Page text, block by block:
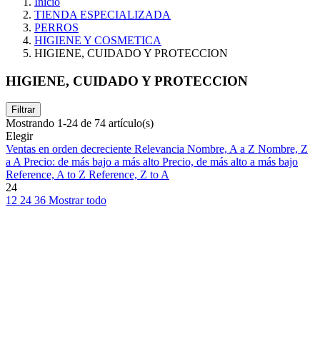
TIENDA ESPECIALIZADA
PERROS
HIGIENE Y COSMETICA
HIGIENE, CUIDADO Y PROTECCION
HIGIENE, CUIDADO Y PROTECCION
Filtrar
Mostrando 1-24 de 74 artículo(s)
Elegir
Ventas en orden decreciente Relevancia Nombre, A a Z Nombre, Z
a APrecio: de más bajo a más alto Precio, de más alto a más bajo
Reference, A to Z Reference, Z to A
24
12 24 36 Mostrar todo